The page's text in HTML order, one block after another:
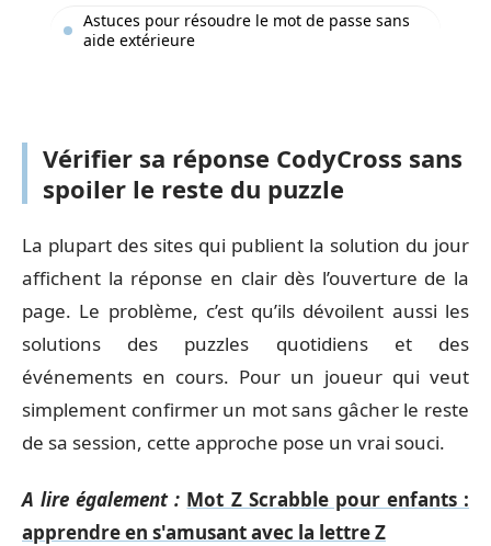
Astuces pour résoudre le mot de passe sans
aide extérieure
Vérifier sa réponse CodyCross sans
spoiler le reste du puzzle
La plupart des sites qui publient la solution du jour
affichent la réponse en clair dès l’ouverture de la
page. Le problème, c’est qu’ils dévoilent aussi les
solutions des puzzles quotidiens et des
événements en cours. Pour un joueur qui veut
simplement confirmer un mot sans gâcher le reste
de sa session, cette approche pose un vrai souci.
A lire également : Mot Z Scrabble pour enfants :
apprendre en s'amusant avec la lettre Z